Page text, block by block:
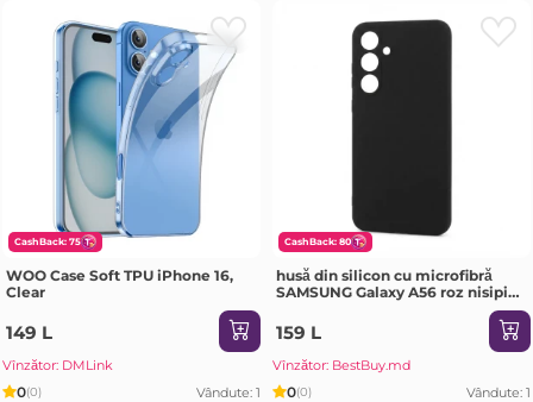
CashBack: 75
WOO Case Soft TPU iPhone 16,
Clear
149 L
Vînzător: DMLink
0(0) Vândute: 1
CashBack: 80
husă din silicon cu microfibră
SAMSUNG Galaxy A56 roz nisipiu
159 L
Vînzător: BestBuy.md
0(0) Vândute: 1